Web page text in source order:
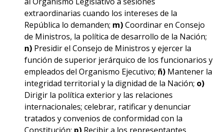
extraordinarias cuando los intereses de la
República lo demanden; m)Coordinar en Consejo
de Ministros, la política de desarrollo de la Nación;
n) Presidir el Consejo de Ministros y ejercer la
función de superior jerárquico de los funcionarios y
empleados del Organismo Ejecutivo; ñ) Mantener la
integridad territorial y la dignidad de la Nación; o)
Dirigir la política exterior y las relaciones
internacionales; celebrar, ratificar y denunciar
tratados y convenios de conformidad con la